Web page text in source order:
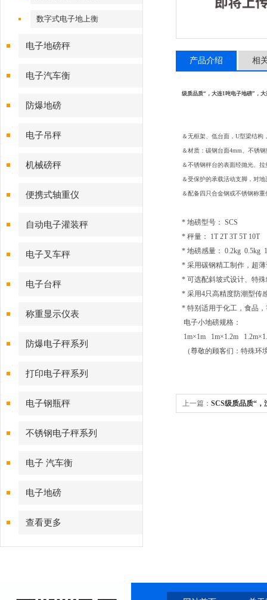
数字式电子地上衡
电子地磅秤
电子汽车衡
防爆地磅
电子吊秤
机械磅秤
便携式轴重仪
自动电子灌装秤
电子叉车秤
电子台秤
称重显示仪表
防爆电子秤系列
打印电子秤系列
电子钢瓶秤
不锈钢电子秤系列
电子 汽车衡
电子地磅
查看更多
产品介绍 相
级质品质“，大连1吨电子地磅”，
＆无框架、低台面，U型梁结构
＆材质：碳钢台面4mm、不锈
＆不锈钢秤台的表面经抛光、拉
＆受保护的承载活动支脚，对
＆配备四只合金钢或不锈钢称重
* 地磅型号： SCS
* 秤量： 1T 2T 3T 5T 10T
* 地磅感量： 0.2kg 0.5kg
* 采用碳钢精工制作，超
* 可选配斜坡式设计、特
* 采用4只高精度防潮型传
* 特别适用于化工，食品
电子小地磅规格：
1m×1m 1m×1.2m
（尊敬的顾客们：特殊环
上一篇： SCS级质品质“，